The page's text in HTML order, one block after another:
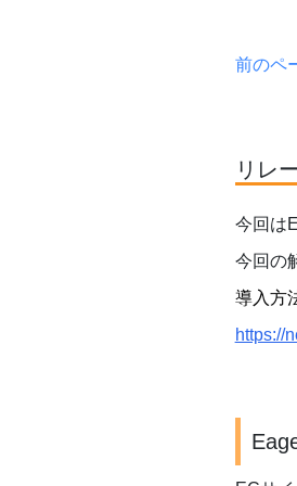
前のペ
リレ
今回は
今回の
導入方
https://